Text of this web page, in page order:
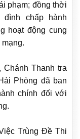
phạm; đồng thời
chấp hành
hoạt động cung
Thanh tra
Phòng đã ban
chính đối với
Trùng Đề Thi